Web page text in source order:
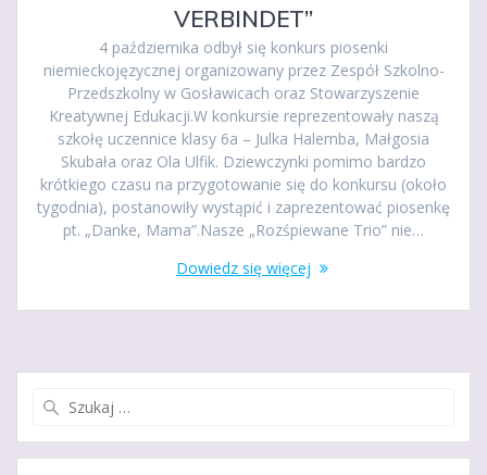
VERBINDET”
4 października odbył się konkurs piosenki
niemieckojęzycznej organizowany przez Zespół Szkolno-
Przedszkolny w Gosławicach oraz Stowarzyszenie
Kreatywnej Edukacji.W konkursie reprezentowały naszą
szkołę uczennice klasy 6a – Julka Halemba, Małgosia
Skubała oraz Ola Ulfik. Dziewczynki pomimo bardzo
krótkiego czasu na przygotowanie się do konkursu (około
tygodnia), postanowiły wystąpić i zaprezentować piosenkę
pt. „Danke, Mama”.Nasze „Rozśpiewane Trio” nie…
Dowiedz się więcej